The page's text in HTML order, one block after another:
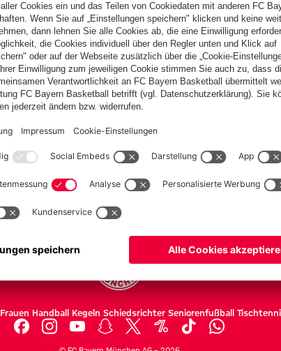
Frauen Handball Kegeln Schiedsrichter Seniorenfußball